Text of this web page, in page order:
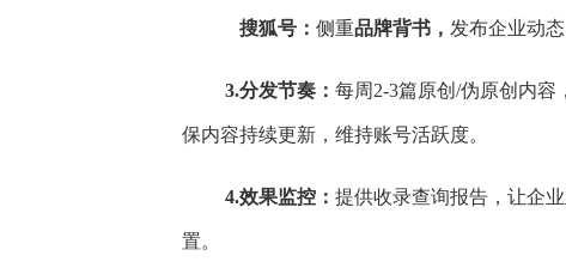
搜狐号： 侧重品牌背书， 发布企业动
3.分发节奏： 每周2-3篇原创/伪原创内
保内容持续更新，维持账号活跃度。
4.效果监控： 提供收录查询报告，让企
置。